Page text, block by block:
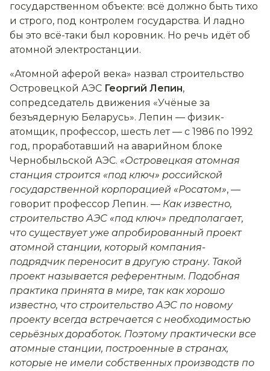
государственном объекте: всё должно быть тихо
и строго, под контролем государства. И ладно
бы это всё-таки был коровник. Но речь идёт об
атомной электростанции.
«Атомной аферой века» назвал строительство
Островецкой АЭС Георгий Лепин,
сопредседатель движения «Учёные за
безъядерную Беларусь». Лепин — физик-
атомщик, профессор, шесть лет — с 1986 по 1992
год, проработавший на аварийном блоке
Чернобыльской АЭС. «Островецкая атомная
станция строится «под ключ» российской
государственной корпорацией «Росатом», —
говорит профессор Лепин. — Как известно,
строительство АЭС «под ключ» предполагает,
что существует уже апробированный проект
атомной станции, который компания-
подрядчик переносит в другую страну. Такой
проект называется референтным. Подобная
практика принята в мире, так как хорошо
известно, что строительство АЭС по новому
проекту всегда встречается с необходимостью
серьёзных доработок. Поэтому практически все
атомные станции, построенные в странах,
которые не имели собственных производств по